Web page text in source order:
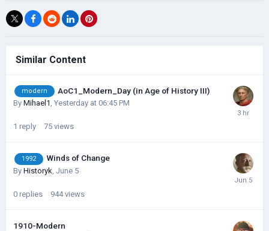
Similar Content
modern AoC1_Modern_Day (in Age of History III)
By Mihael1, Yesterday at 06:45 PM
1 reply 75 views
1992 Winds of Change
By Historyk June 5
0 replies 944 views
1910-Modern